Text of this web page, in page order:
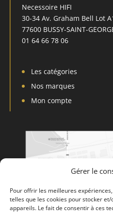
Gérer le
Pour offrir les meilleures
telles que les cookies pour stocker
appareils. Le fait de consentir à ces
Necessoire HIFI
30-34 Av. Graham Bell Lot
77600 BUSSY-SAINT-
01 64 66 78 06
Les catégories
Nos marques
Mon compte